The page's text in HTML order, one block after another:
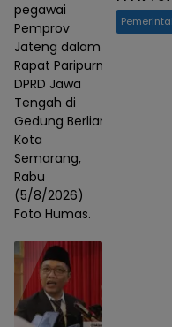
pegawai
Pemprov
Jateng dalam
Rapat Paripurna
DPRD Jawa
Tengah di
Gedung Berlian,
Kota
Semarang,
Rabu
(5/8/2026)
Foto Humas.